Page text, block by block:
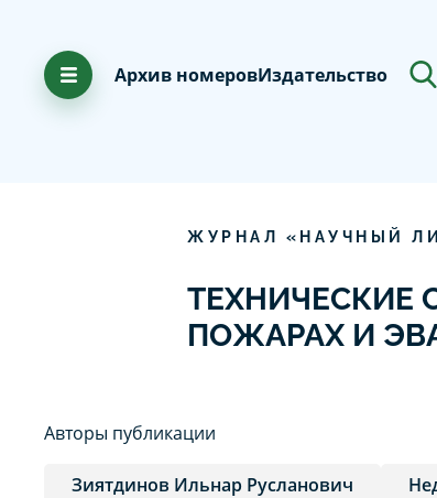
Архив номеровИздательство
ЖУРНАЛ «НАУЧНЫЙ
ТЕХНИЧЕСКИЕ
ПОЖАРАХ И
Авторы публикации
Зиятдинов Ильнар Русланович